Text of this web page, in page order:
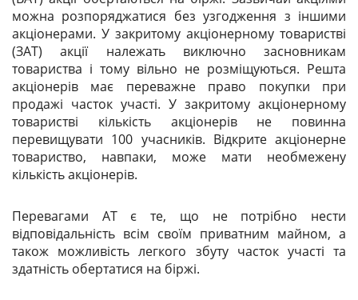
можна розпоряджатися без узгодження з іншими
акціонерами. У закритому акціонерному товаристві
(ЗАТ) акції належать виключно засновникам
товариства і тому вільно не розміщуються. Решта
акціонерів має переважне право покупки при
продажі часток участі. У закритому акціонерному
товаристві кількість акціонерів не повинна
перевищувати 100 учасників. Відкрите акціонерне
товариство, навпаки, може мати необмежену
кількість акціонерів.
Перевагами АТ є те, що не потрібно нести
відповідальність всім своїм приватним майном, а
також можливість легкого збуту часток участі та
здатність обертатися на біржі.